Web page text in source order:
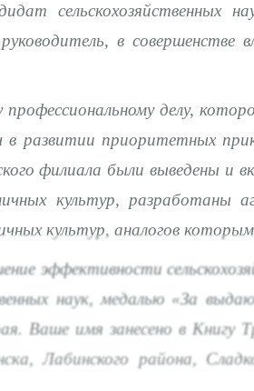
сельскохозяйственных
в совершенстве
делу,
приоритетных
филиала были выведены и
культур, разработаны
культур, аналогов
эффективности
наук, медалью «За
Ваше имя занесено в Книгу
Лабинского района,